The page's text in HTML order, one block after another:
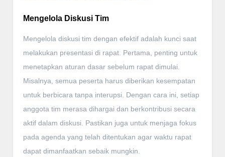
Mengelola Diskusi Tim
Mengelola diskusi tim dengan efektif adalah kunci saat
melakukan presentasi di rapat. Pertama, penting untuk
menetapkan aturan dasar sebelum rapat dimulai.
Misalnya, semua peserta harus diberikan kesempatan
untuk berbicara tanpa interupsi. Dengan cara ini, setiap
anggota tim merasa dihargai dan berkontribusi secara
aktif dalam diskusi. Pastikan juga untuk menjaga fokus
pada agenda yang telah ditentukan agar waktu rapat
dapat dimanfaatkan sebaik mungkin.